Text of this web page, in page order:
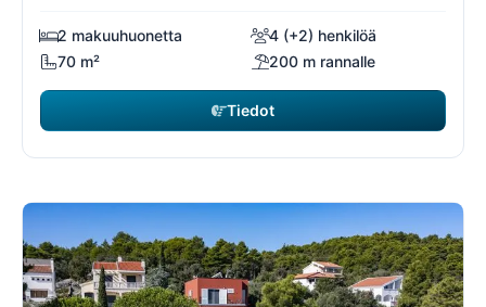
2 makuuhuonetta
4 (+2) henkilöä
70 m²
200 m rannalle
Tiedot